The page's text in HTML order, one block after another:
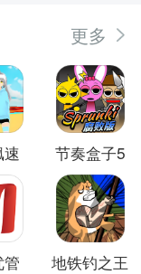
更多
节奏盒子5
管 地铁钓之王